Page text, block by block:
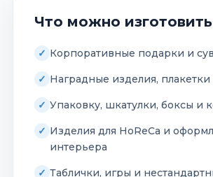
Что можно изготовить
Корпоративные подарки и
Наградные изделия,
Упаковку, шкатулки, боксы и
Изделия для HoReCa и
интерьера
Таблички, игры и